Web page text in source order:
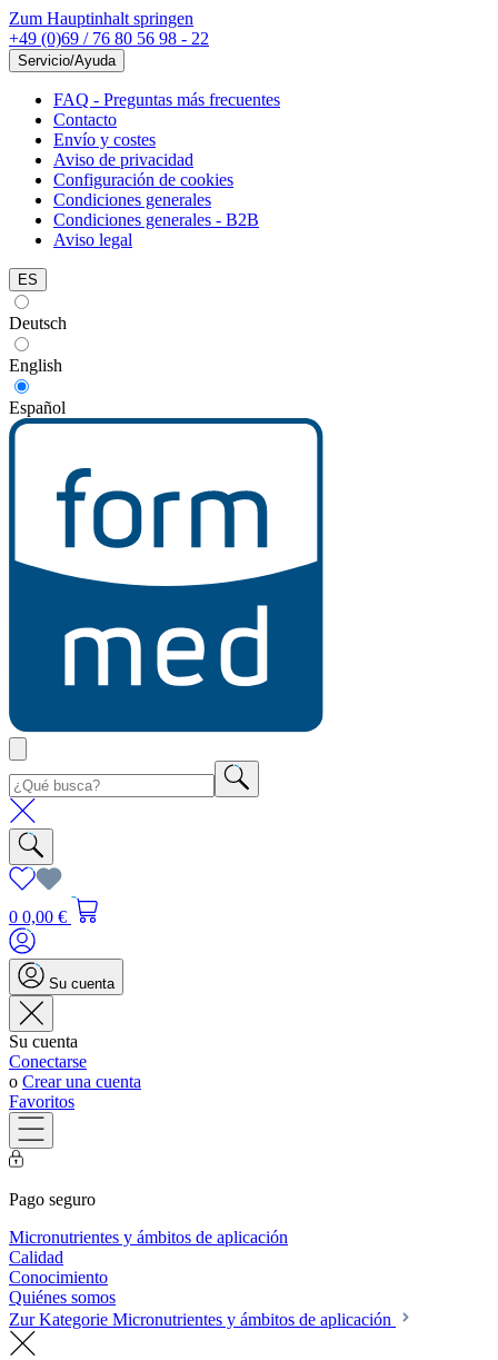
Zum Hauptinhalt springen
+49 (0)69 / 76 80 56 98 - 22
Servicio/Ayuda
FAQ - Preguntas más frecuentes
Contacto
Envío y costes
Aviso de privacidad
Configuración de cookies
Condiciones generales
Condiciones generales - B2B
Aviso legal
ES
Deutsch
English
Español
0 0,00 €
Su cuenta
Su cuenta
Conectarse
o Crear una cuenta
Favoritos
Pago seguro
Micronutrientes y ámbitos de aplicación
Calidad
Conocimiento
Quiénes somos
Zur Kategorie Micronutrientes y ámbitos de aplicación